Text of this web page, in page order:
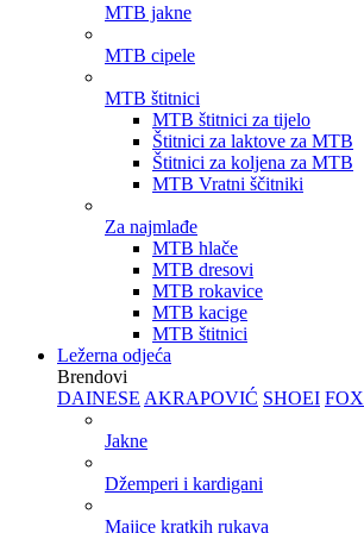
MTB jakne
MTB cipele
MTB štitnici
MTB štitnici za tijelo
Štitnici za laktove za MTB
Štitnici za koljena za MTB
MTB Vratni ščitniki
Za najmlađe
MTB hlače
MTB dresovi
MTB rokavice
MTB kacige
MTB štitnici
Ležerna odjeća
Brendovi
DAINESE AKRAPOVIĆ SHOEI FOX
Jakne
Džemperi i kardigani
Majice kratkih rukava